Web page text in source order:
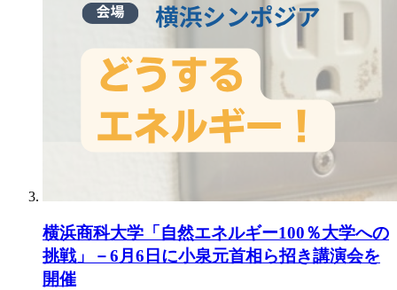
横浜商科大学「自然エネルギー100％大学への
挑戦」－6月6日に小泉元首相ら招き講演会を
開催